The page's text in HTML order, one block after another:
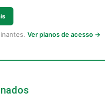
Ver planos de acesso →